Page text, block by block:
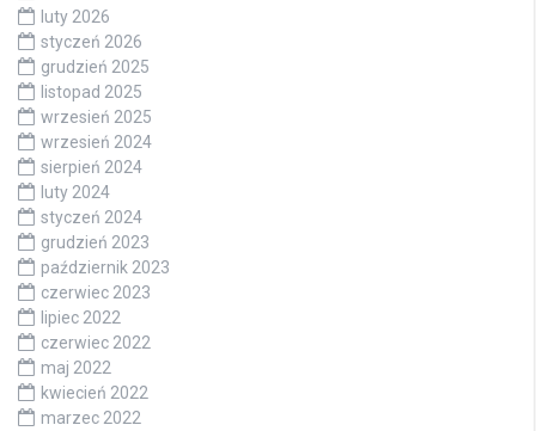
luty 2026
styczeń 2026
grudzień 2025
listopad 2025
wrzesień 2025
wrzesień 2024
sierpień 2024
luty 2024
styczeń 2024
grudzień 2023
październik 2023
czerwiec 2023
lipiec 2022
czerwiec 2022
maj 2022
kwiecień 2022
marzec 2022